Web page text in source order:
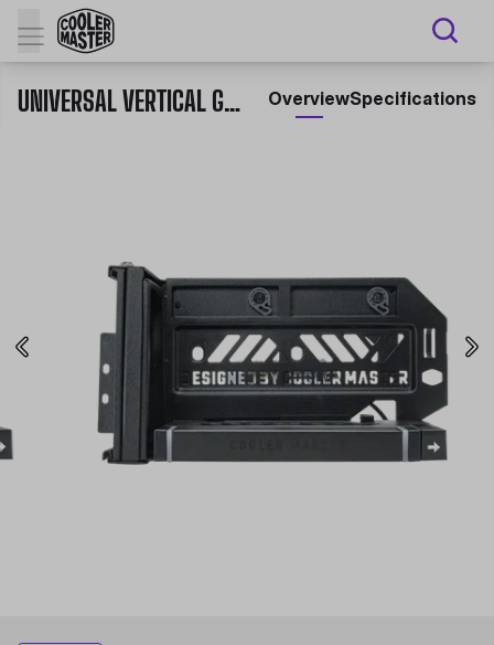
UNIVERSAL VERTICAL GPU HOLDER KIT ARGB OverviewSpecifications